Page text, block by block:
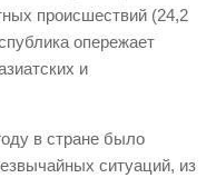
происшествий (24,2
опережает
и
в стране было
ситуаций, из